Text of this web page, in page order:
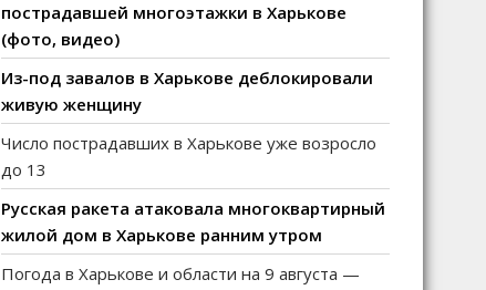
пострадавшей многоэтажки в Харькове
(фото, видео)
Из-под завалов в Харькове деблокировали
живую женщину
Число пострадавших в Харькове уже возросло
до 13
Русская ракета атаковала многоквартирный
жилой дом в Харькове ранним утром
Погода в Харькове и области на 9 августа —